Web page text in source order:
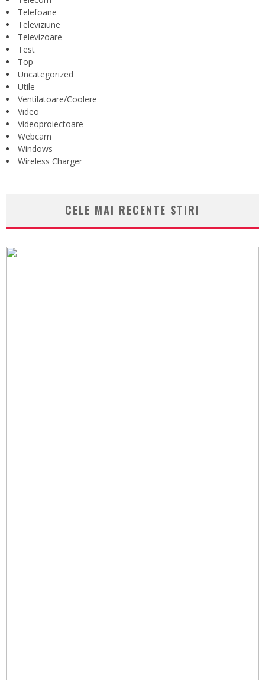
Telefoane
Televiziune
Televizoare
Test
Top
Uncategorized
Utile
Ventilatoare/Coolere
Video
Videoproiectoare
Webcam
Windows
Wireless Charger
CELE MAI RECENTE STIRI